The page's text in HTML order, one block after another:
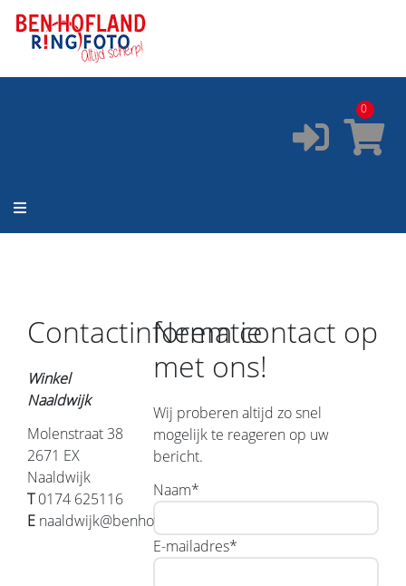
Printservice
Fotocursus✔️Occasions
0
Contactinformatie
Winkel
Naaldwijk
Molenstraat 38
2671 EX
Naaldwijk
T 0174 625116
E naaldwijk@benhofland.nl
Neem contact op
met ons!
Wij proberen altijd zo snel
mogelijk te reageren op uw
bericht.
Naam*
E-mailadres*